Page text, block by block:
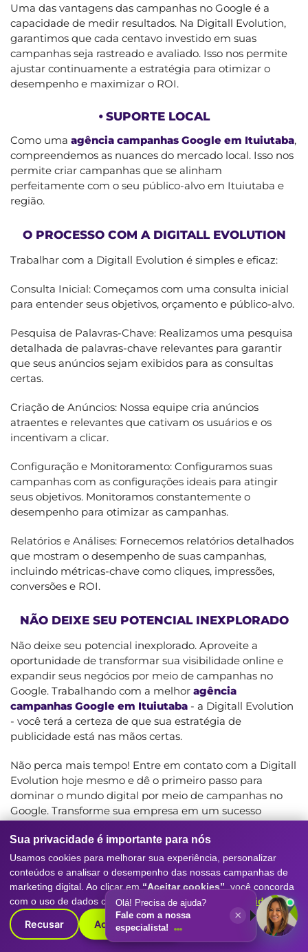
Uma das vantagens das campanhas no Google é a
capacidade de medir resultados. Na Digitall Evolution,
garantimos que cada centavo investido em suas
campanhas seja rastreado e avaliado. Isso nos permite
ajustar continuamente a estratégia para otimizar o
desempenho e maximizar o ROI.
⦁ SUPORTE LOCAL
Como uma agência campanhas Google em Ituiutaba,
compreendemos as nuances do mercado local. Isso nos
permite criar campanhas que se alinham
perfeitamente com o seu público-alvo em Ituiutaba e
região.
O PROCESSO COM A DIGITALL EVOLUTION
Trabalhar com a Digitall Evolution é simples e eficaz:
Consulta Inicial: Começamos com uma consulta inicial
para entender seus objetivos, orçamento e público-alvo.
Pesquisa de Palavras-Chave: Realizamos uma pesquisa
detalhada de palavras-chave relevantes para garantir
que seus anúncios sejam exibidos para as consultas
certas.
Criação de Anúncios: Nossa equipe cria anúncios
atraentes e relevantes que cativam os usuários e os
incentivam a clicar.
Configuração e Monitoramento: Configuramos suas
campanhas com as configurações ideais para atingir
seus objetivos. Monitoramos constantemente o
desempenho para otimizar as campanhas.
Relatórios e Análises: Fornecemos relatórios detalhados
que mostram o desempenho de suas campanhas,
incluindo métricas-chave como cliques, impressões,
conversões e ROI.
NÃO DEIXE SEU POTENCIAL INEXPLORADO
Não deixe seu potencial inexplorado. Aproveite a
oportunidade de transformar sua visibilidade online e
expandir seus negócios por meio de campanhas no
Google. Trabalhando com a melhor agência
campanhas Google em Ituiutaba - a Digitall Evolution
- você terá a certeza de que sua estratégia de
publicidade está nas mãos certas.
Não perca mais tempo! Entre em contato com a Digitall
Evolution hoje mesmo e dê o primeiro passo para
dominar o mundo digital por meio de campanhas no
Google. Transforme sua empresa em um sucesso
Veja Também:
A Importância De Um Especialista Em SEO Para
Seu Site
,
A Maior Empresa De Análise De Marketing ,
A Maior Empresa De Criação De E-Commerce
Sua privacidade é importante para nós
Usamos cookies para melhorar sua experiência, personalizar
conteúdos e analisar o desempenho das nossas campanhas de
marketing digital. Ao clicar em “Aceitar cookies” , você concorda
com o uso de dados conforme nossaPolítica de Privacidade.
Recusar Aceitar cookies
Olá! Precisa de ajuda?
Fale com a nossa
especialista!
×